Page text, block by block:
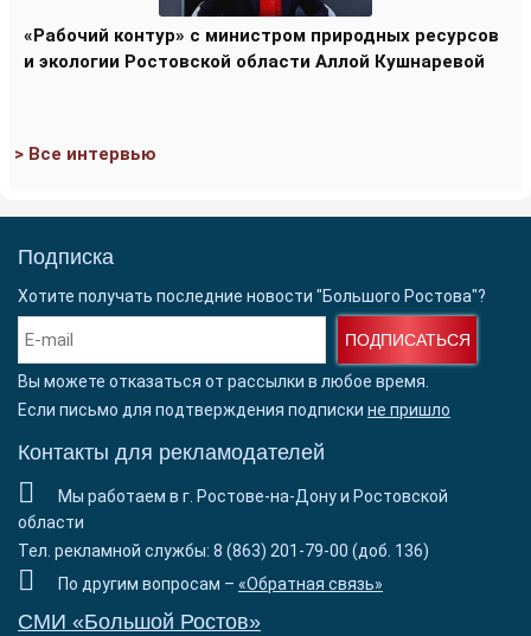
«Рабочий контур» с министром природных ресурсов
и экологии Ростовской области Аллой Кушнаревой
> Все интервью
Подписка
Хотите получать последние новости "Большого Ростова"?
ПОДПИСАТЬСЯ
Вы можете отказаться от рассылки в любое время.
Если письмо для подтверждения подписки не пришло
Контакты для рекламодателей
Мы работаем в г. Ростове-на-Дону и Ростовской
области
Тел. рекламной службы: 8 (863) 201-79-00 (доб. 136)
По другим вопросам – «Обратная связь»
СМИ «Большой Ростов»